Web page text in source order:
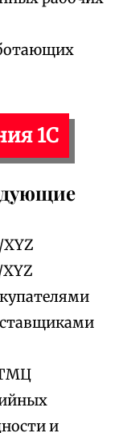
1С
и